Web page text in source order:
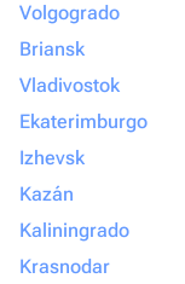
Volgogrado
Briansk
Vladivostok
Ekaterimburgo
Izhevsk
Kazán
Kaliningrado
Krasnodar